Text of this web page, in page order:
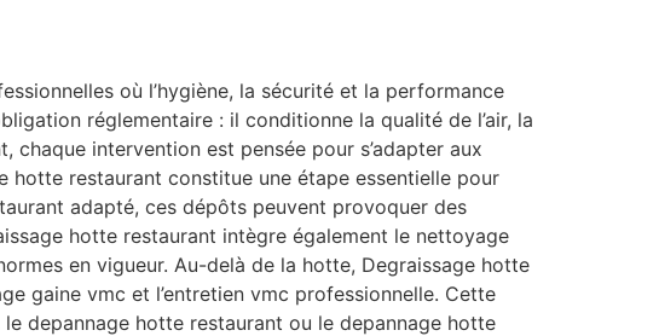
où l’hygiène, la sécurité et la performance
réglementaire : il conditionne la qualité de l’air, la
intervention est pensée pour s’adapter aux
hotte restaurant constitue une étape essentielle pour
adapté, ces dépôts peuvent provoquer des
hotte restaurant intègre également le nettoyage
en vigueur. Au-delà de la hotte, Degraissage hotte
gaine vmc et l’entretien vmc professionnelle. Cette
depannage hotte restaurant ou le depannage hotte